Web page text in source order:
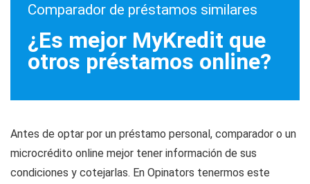
Comparador de préstamos similares
¿Es mejor MyKredit que
otros préstamos online?
Antes de optar por un préstamo personal, comparador o un
microcrédito online mejor tener información de sus
condiciones y cotejarlas. En Opinators tenermos este